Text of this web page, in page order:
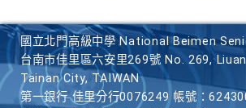
國立北門高級中學 National Beimen
台南市佳里區六安里269號 No. 269,
Tainan City, TAIWAN
第一銀行 佳里分行0076249 帳號：